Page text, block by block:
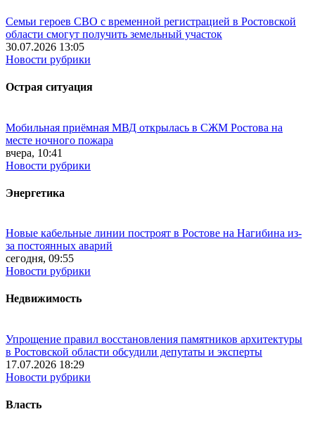
Семьи героев СВО с временной регистрацией в Ростовской
области смогут получить земельный участок
30.07.2026 13:05
Новости рубрики
Острая ситуация
Мобильная приёмная МВД открылась в СЖМ Ростова на
месте ночного пожара
вчера, 10:41
Новости рубрики
Энергетика
Новые кабельные линии построят в Ростове на Нагибина из-
за постоянных аварий
сегодня, 09:55
Новости рубрики
Недвижимость
Упрощение правил восстановления памятников архитектуры
в Ростовской области обсудили депутаты и эксперты
17.07.2026 18:29
Новости рубрики
Власть